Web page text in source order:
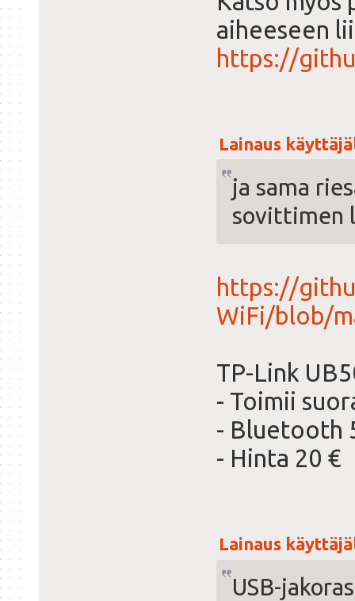
aiheeseen
https://
Lainaus
ja sama
sovittimen
https://
WiFi/blob/
TP-Link
- Toimii
- Bluetooth
- Hinta 20 €
Lainaus
USB-